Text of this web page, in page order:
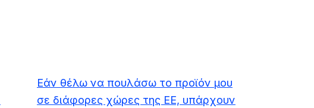
Εάν θέλω να πουλάσω το προϊόν μου
σε διάφορες χώρες της ΕΕ, υπάρχουν